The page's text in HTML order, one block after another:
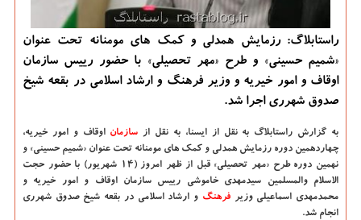
راستابلاگ: رزمایش همدلی و کمک های مومنانه تحت عنوان
«شمیم حسینی» و طرح «مهر تحصیلی» با حضور رییس سازمان
اوقاف و امور خیریه و وزیر فرهنگ و ارشاد اسلامی در بقعه شیخ
صدوق شهرری اجرا شد.
به گزارش راستابلاگ به نقل از ایسنا، به نقل از سازمان اوقاف و امور خیریه،
چهاردهمین دوره رزمایش همدلی و کمک های مومنانه تحت عنوان «شمیم حسینی» و
نهمین دوره طرح «مهر تحصیلی» قبل از ظهر امروز (۱۴ شهریور) با حضور حجت
الاسلام والمسلمین سیدمهدی خاموشی رییس سازمان اوقاف و امور خیریه و
محمدمهدی اسماعیلی وزیرفرهنگ و ارشاد اسلامی در بقعه شیخ صدوق شهرری
انجام شد.